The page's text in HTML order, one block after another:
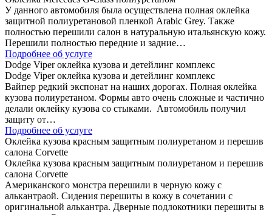
У данного автомобиля была осуществлена полная оклейка
защитной полиуретановой пленкой Arabic Grey. Также
полностью перешили салон в натуральную итальянскую кожу.
Перешили полностью передние и задние…
Подробнее об услуге
Dodge Viper оклейка кузова и детейлинг комплекс
Dodge Viper оклейка кузова и детейлинг комплекс
Вайпер редкий экспонат на наших дорогах. Полная оклейка
кузова полиуретаном. Формы авто очень сложные и частично
делали оклейку кузова со стыками. Автомобиль получил
защиту от…
Подробнее об услуге
Оклейка кузова красным защитным полиуретаном и перешив
салона Corvette
Оклейка кузова красным защитным полиуретаном и перешив
салона Corvette
Американского монстра перешили в черную кожу с
алькантраой. Сидения перешиты в кожу в сочетании с
оригинальной алькантра. Дверные подлокотники перешиты в